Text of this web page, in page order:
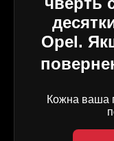
Opel.
Кожна ваша